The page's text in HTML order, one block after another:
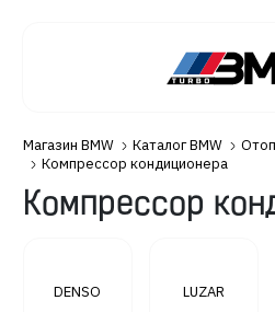
Магазин BMW Каталог BMW
Компрессор кондиционера
Компрессор
DENSO LUZAR